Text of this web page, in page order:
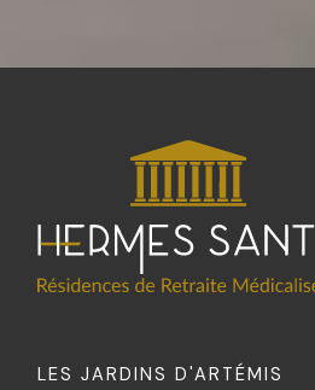
LES JARDINS D'ARTÉMIS